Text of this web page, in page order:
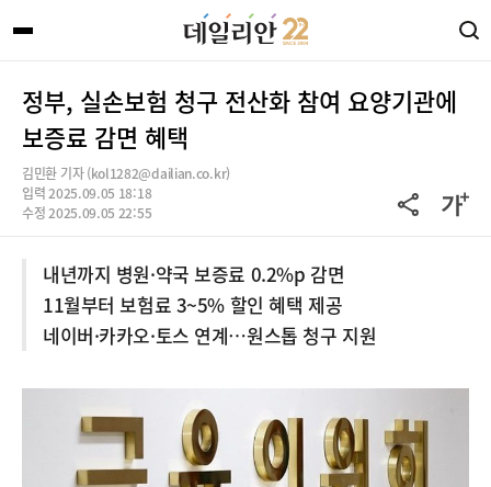
정부, 실손보험 청구 전산화 참여 요양기관에
보증료 감면 혜택
김민환 기자 (kol1282@dailian.co.kr)
입력 2025.09.05 18:18
수정 2025.09.05 22:55
내년까지 병원·약국 보증료 0.2%p 감면
11월부터 보험료 3~5% 할인 혜택 제공
네이버·카카오·토스 연계…원스톱 청구 지원